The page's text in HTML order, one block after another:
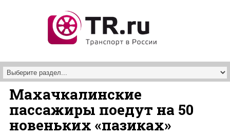
Махачкалинские
пассажиры поедут на 50
новеньких «пазиках»